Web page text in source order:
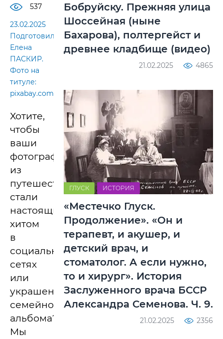
537
23.02.2025
Подготовила
Елена
ПАСКИР.
Фото на
титуле:
pixabay.com
Хотите,
чтобы
ваши
фотографии
из
путешествий
стали
настоящими
хитом
в
социальных
сетях
или
украшением
семейного
альбома?
Мы
Бобруйску. Прежняя улица
Шоссейная (ныне
Бахарова), полтергейст и
древнее кладбище (видео)
21.02.2025 4865
ГЛУСК ИСТОРИЯ
«Местечко Глуск.
Продолжение». «Он и
терапевт, и акушер, и
детский врач, и
стоматолог. А если нужно,
то и хирург». История
Заслуженного врача БССР
Александра Семенова. Ч. 9.
21.02.2025 2356